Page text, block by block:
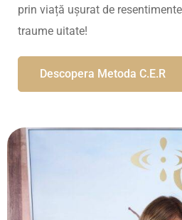
prin viață ușurat de
traume uitate!
Descopera Metoda C.E.R